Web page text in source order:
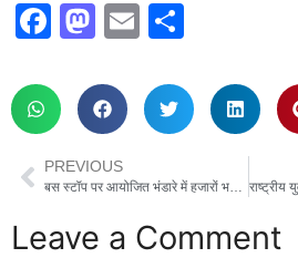
F
c
e
b
o
o
M
st
o
d
o
n
E
ail ar
e
PREVIOUS
बस स्टॉप पर आयोजित भंडारे में हजारों भक्तों ने ग्रहण किया प्रसाद
Leave a Comment